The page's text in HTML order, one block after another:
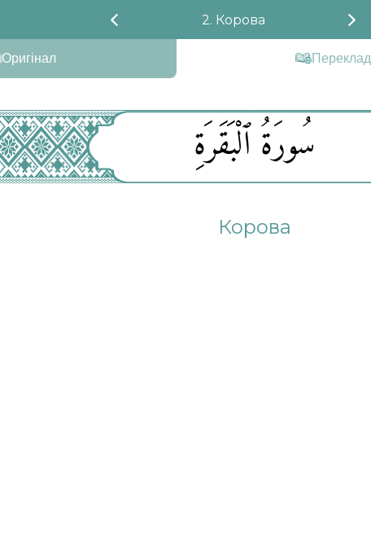
2. Корова
Оригінал Переклад
سُورَةُ ٱلْبَقَرَةِ
Корова